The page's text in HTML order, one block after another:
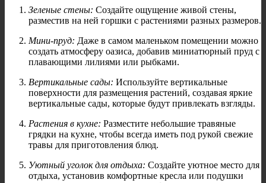
Зеленые стены: Создайте ощущение живой стены,
разместив на ней горшки с растениями разных размеров.
Мини-пруд: Даже в самом маленьком помещении можно
создать атмосферу оазиса, добавив миниатюрный пруд с
плавающими лилиями или рыбками.
Вертикальные сады: Используйте вертикальные
поверхности для размещения растений, создавая яркие
вертикальные сады, которые будут привлекать взгляды.
Растения в кухне: Разместите небольшие травяные
грядки на кухне, чтобы всегда иметь под рукой свежие
травы для приготовления блюд.
Уютный уголок для отдыха: Создайте уютное место для
отдыха, установив комфортные кресла или подушки